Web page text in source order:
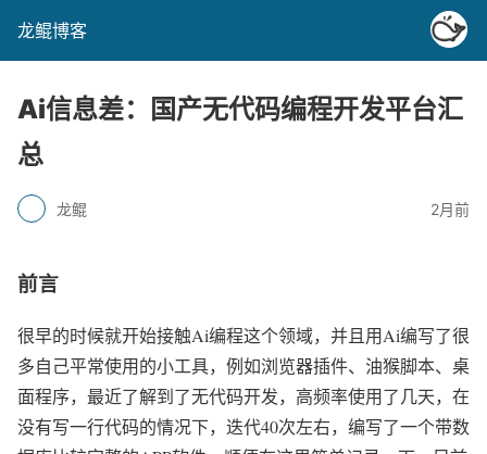
龙鲲博客
Ai信息差：国产无代码编程开发平台汇
总
龙鲲 2月前
前言
很早的时候就开始接触Ai编程这个领域，并且用Ai编写了很
多自己平常使用的小工具，例如浏览器插件、油猴脚本、桌
面程序，最近了解到了无代码开发，高频率使用了几天，在
没有写一行代码的情况下，迭代40次左右，编写了一个带数